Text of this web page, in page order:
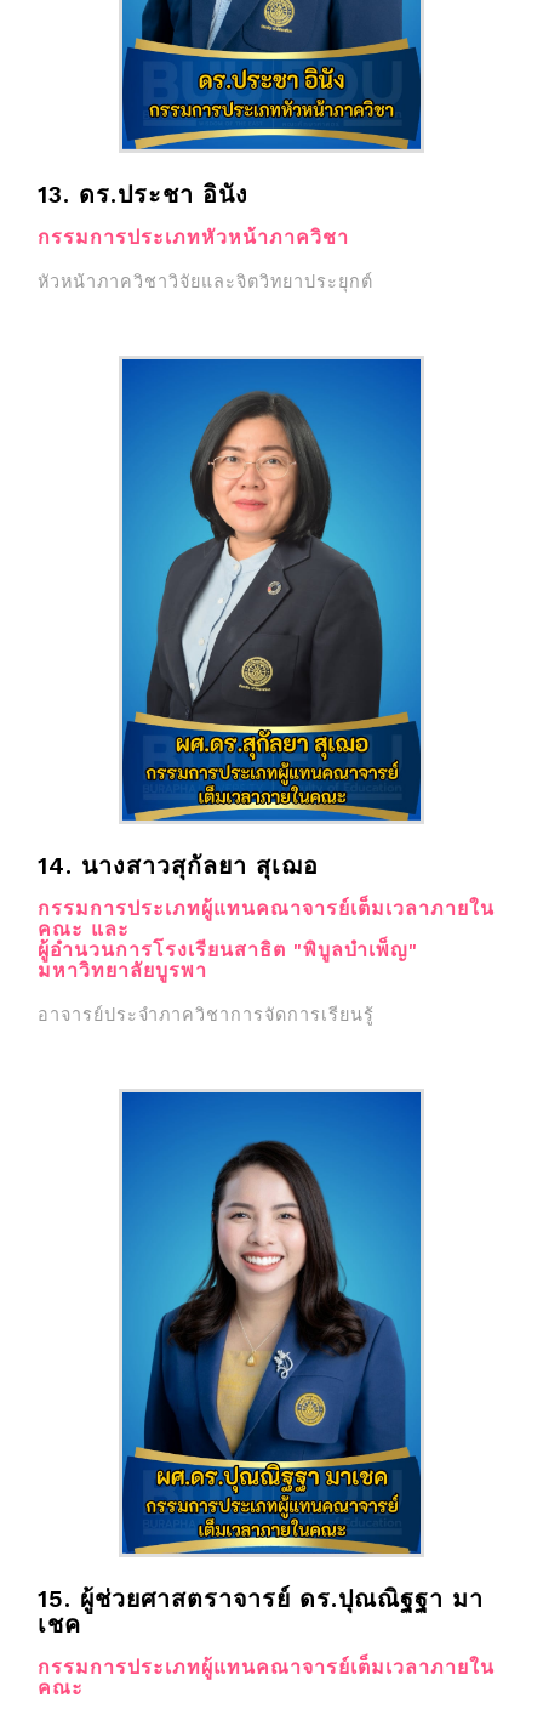
13. ดร.ประชา อินัง
กรรมการประเภทหัวหน้าภาควิชา
หัวหน้าภาควิชาวิจัยและจิตวิทยาประยุกต์
14. นางสาวสุกัลยา สุเฌอ
กรรมการประเภทผู้แทนคณาจารย์เต็มเวลาภายใน
คณะ และ
ผู้อำนวนการโรงเรียนสาธิต "พิบูลบำเพ็ญ"
มหาวิทยาลัยบูรพา
อาจารย์ประจำภาควิชาการจัดการเรียนรู้
15. ผู้ช่วยศาสตราจารย์ ดร.ปุณณิฐฐา มา
เชค
กรรมการประเภทผู้แทนคณาจารย์เต็มเวลาภายใน
คณะ